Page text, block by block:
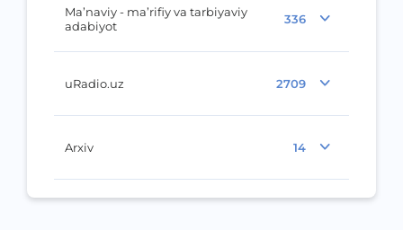
Ma’naviy - ma’rifiy va tarbiyaviy
adabiyot
336
uRadio.uz 2709
Arxiv 14